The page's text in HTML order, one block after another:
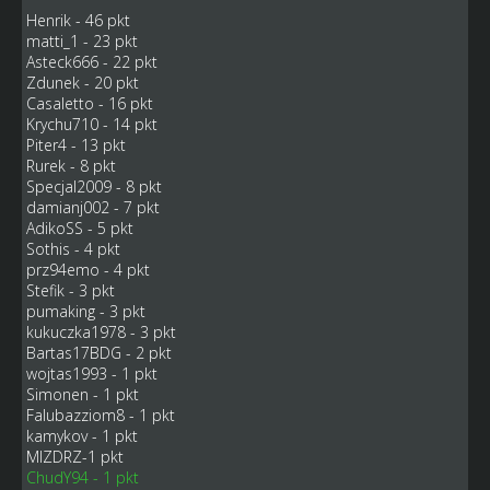
Henrik - 46 pkt
matti_1 - 23 pkt
Asteck666 - 22 pkt
Zdunek - 20 pkt
Casaletto - 16 pkt
Krychu710 - 14 pkt
Piter4 - 13 pkt
Rurek - 8 pkt
Specjal2009 - 8 pkt
damianj002 - 7 pkt
AdikoSS - 5 pkt
Sothis - 4 pkt
prz94emo - 4 pkt
Stefik - 3 pkt
pumaking - 3 pkt
kukuczka1978 - 3 pkt
Bartas17BDG - 2 pkt
wojtas1993 - 1 pkt
Simonen - 1 pkt
Falubazziom8 - 1 pkt
kamykov - 1 pkt
MIZDRZ-1 pkt
ChudY94 - 1 pkt